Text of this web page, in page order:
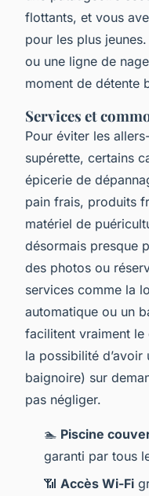
flottants, et vous
pour les plus
ou une ligne de
moment de détente
Services et
Pour éviter les
supérette, certains
épicerie de
pain frais, produits
matériel de
désormais presque
des photos ou
services comme la
automatique ou un
facilitent vraiment le
la possibilité
baignoire) sur
pas négliger.
🏊 Piscine
garanti par tous
📶 Accès Wi-Fi